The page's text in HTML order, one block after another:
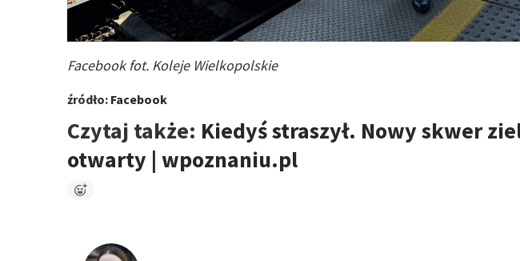
Facebook fot. Koleje Wielkopolskie
źródło: Facebook
Czytaj także: Kiedyś straszył. Nowy skwer
otwarty | wpoznaniu.pl